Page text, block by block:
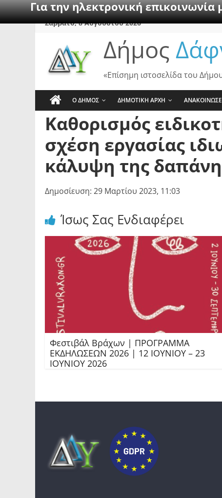
Για την ηλεκτρονική
SkipΣάββατο, 8 Αυγούστου 2026
Δήμος
«Επίσημη ιστοσελίδα του
Ο ΔΗΜΟΣ ΔΗΜΟΤΙΚΗ ΑΡΧΗ
Καθορισμός
σχέση εργασίας
κάλυψη της
Δημοσίευση: 29 Μαρτίου 2023, 11:03
Ίσως Σας Ενδιαφέρει
Φεστιβάλ Βράχων | ΠΡΟΓΡΑΜΜΑ
ΕΚΔΗΛΩΣΕΩΝ 2026 | 12 ΙΟΥΝΙΟΥ – 23
ΙΟΥΝΙΟΥ 2026